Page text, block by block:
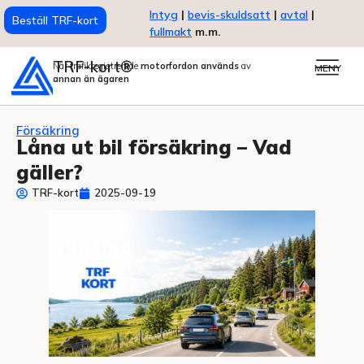
Beställ TRF-kort Intyg | bevis-skuldsatt | avtal |
fullmakt m.m.
TRF-kort®
När trafikregistrerade motorfordon används av
annan än ägaren
MENY
Försäkring
Låna ut bil försäkring – Vad
gäller?
TRF-kort 2025-09-19